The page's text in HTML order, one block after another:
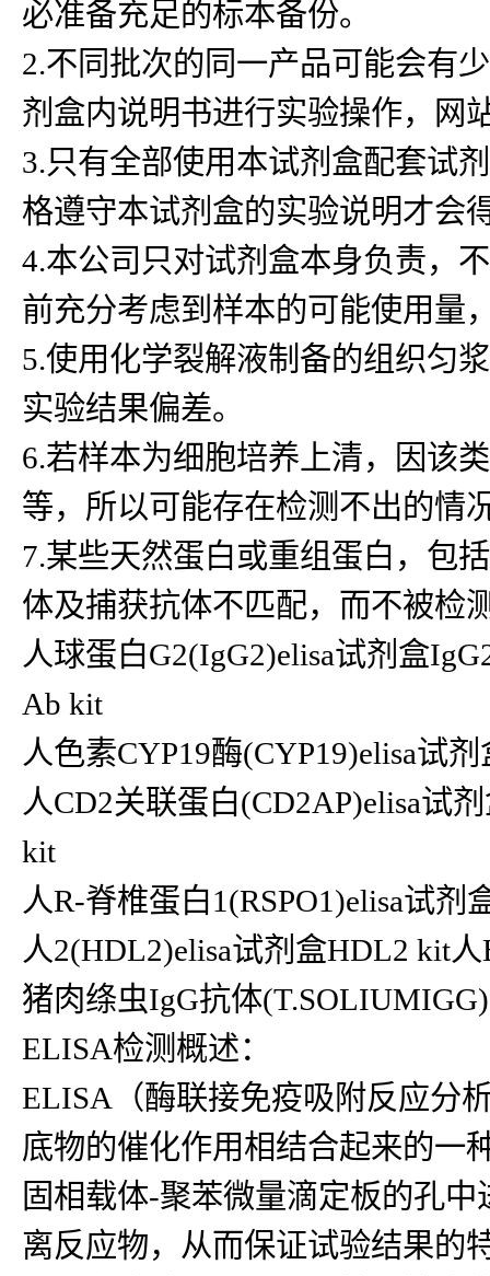
必准备充足的标本备份。
2.不同批次的同一产品可能会有
剂盒内说明书进行实验操作，网
3.只有全部使用本试剂盒配套试
格遵守本试剂盒的实验说明才会
4.本公司只对试剂盒本身负责，
前充分考虑到样本的可能使用量
5.使用化学裂解液制备的组织匀
实验结果偏差。
6.若样本为细胞培养上清，因该
等，所以可能存在检测不出的情
7.某些天然蛋白或重组蛋白，包
体及捕获抗体不匹配，而不被检
人球蛋白G2(IgG2)elisa试剂盒
Ab kit
人色素CYP19酶(CYP19)elisa试
人CD2关联蛋白(CD2AP)elisa试
kit
人R-脊椎蛋白1(RSPO1)elisa试剂
人2(HDL2)elisa试剂盒HDL2 kit
猪肉绦虫IgG抗体
ELISA检测概述：
ELISA（酶联接免疫吸附反应分
底物的催化作用相结合起来的一
固相载体-聚苯微量滴定板的孔
离反应物，从而保证试验结果的